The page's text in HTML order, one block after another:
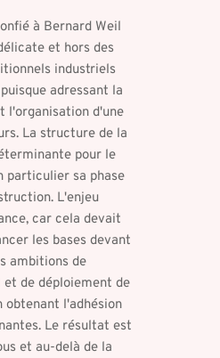
à Bernard Weil
et hors des
industriels
adressant la
l'organisation d'une
La structure de la
pour le
particulier sa phase
L'enjeu
car cela devait
les bases devant
ambitions de
et de déploiement de
obtenant l'adhésion
Le résultat est
et au-delà de la